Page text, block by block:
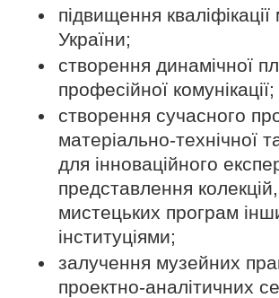
підвищення
України;
створення динамічної
професійної комунікації;
створення сучасного
матеріально-технічної
для інноваційного
представлення
мистецьких програм
інституціями;
залучення музейних
проектно-аналітичних